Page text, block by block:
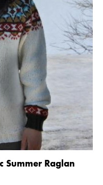
Summer Raglan